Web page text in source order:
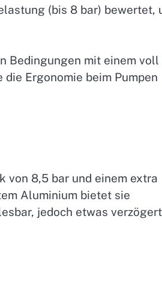
(bis 8 bar) bewertet,
Bedingungen mit einem voll
Ergonomie beim Pumpen
von 8,5 bar und einem extra
Aluminium bietet sie
jedoch etwas